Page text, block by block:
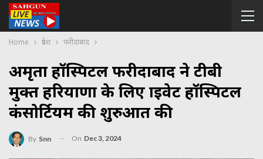
Home प्रदेश फरीदाबाद
अमृता हॉस्पिटल फरीदाबाद ने टीबी
मुक्त हरियाणा के लिए प्राइवेट हॉस्पिटल
कंसोर्टियम की शुरुआत की
By Snn On Dec 3, 2024